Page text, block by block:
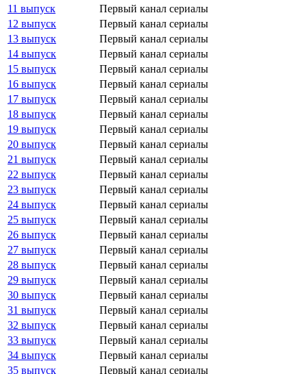
11 выпуск
Первый канал сериалы
12 выпуск
Первый канал сериалы
13 выпуск
Первый канал сериалы
14 выпуск
Первый канал сериалы
15 выпуск
Первый канал сериалы
16 выпуск
Первый канал сериалы
17 выпуск
Первый канал сериалы
18 выпуск
Первый канал сериалы
19 выпуск
Первый канал сериалы
20 выпуск
Первый канал сериалы
21 выпуск
Первый канал сериалы
22 выпуск
Первый канал сериалы
23 выпуск
Первый канал сериалы
24 выпуск
Первый канал сериалы
25 выпуск
Первый канал сериалы
26 выпуск
Первый канал сериалы
27 выпуск
Первый канал сериалы
28 выпуск
Первый канал сериалы
29 выпуск
Первый канал сериалы
30 выпуск
Первый канал сериалы
31 выпуск
Первый канал сериалы
32 выпуск
Первый канал сериалы
33 выпуск
Первый канал сериалы
34 выпуск
Первый канал сериалы
35 выпуск
Первый канал сериалы